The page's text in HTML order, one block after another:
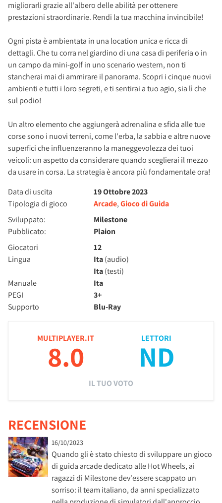
migliorarli grazie all'albero delle abilità per ottenere
prestazioni straordinarie. Rendi la tua macchina invincibile!
Ogni pista è ambientata in una location unica e ricca di
dettagli. Che tu corra nel giardino di una casa di periferia o in
un campo da mini-golf in uno scenario western, non ti
stancherai mai di ammirare il panorama. Scopri i cinque nuovi
ambienti e tutti i loro segreti, e ti sentirai a tuo agio, sia lì che
sul podio!
Un altro elemento che aggiungerà adrenalina e sfida alle tue
corse sono i nuovi terreni, come l'erba, la sabbia e altre nuove
superfici che influenzeranno la maneggevolezza dei tuoi
veicoli: un aspetto da considerare quando sceglierai il mezzo
da usare in corsa. La strategia è ancora più fondamentale ora!
Data di uscita
19 Ottobre 2023
Tipologia di gioco
Arcade,Gioco di Guida
Sviluppato:
Milestone
Pubblicato:
Plaion
Giocatori
12
Lingua
Ita(audio)
Ita(testi)
Manuale
Ita
PEGI
3+
Supporto
Blu-Ray
MULTIPLAYER.IT
8.0
LETTORI
ND
IL TUO VOTO
RECENSIONE
16/10/2023
Quando gli è stato chiesto di sviluppare un gioco
di guida arcade dedicato alle Hot Wheels, ai
ragazzi di Milestone dev'essere scappato un
sorriso: il team italiano, da anni specializzato